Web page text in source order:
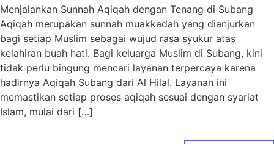
Menjalankan Sunnah Aqiqah dengan Tenang di Subang
Aqiqah merupakan sunnah muakkadah yang dianjurkan
bagi setiap Muslim sebagai wujud rasa syukur atas
kelahiran buah hati. Bagi keluarga Muslim di Subang, kini
tidak perlu bingung mencari layanan terpercaya karena
hadirnya Aqiqah Subang dari Al Hilal. Layanan ini
memastikan setiap proses aqiqah sesuai dengan syariat
Islam, mulai dari […]